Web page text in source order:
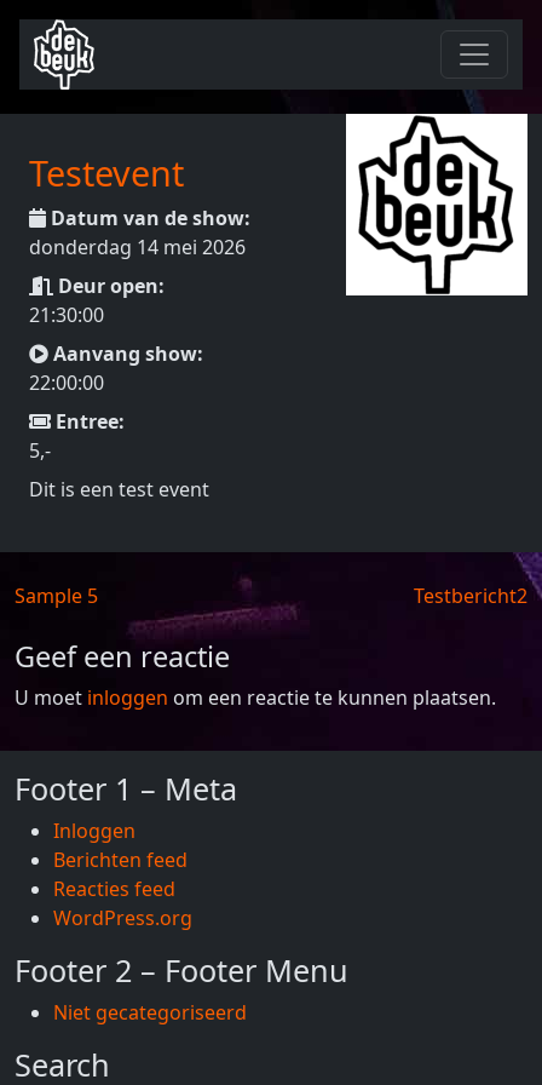
Testevent
Datum van de show:
donderdag 14 mei 2026
Deur open:
21:30:00
Aanvang show:
22:00:00
Entree:
5,-
Dit is een test event
Berichtnavigatie
Sample 5 Testbericht2
Geef een reactie
U moet inloggen om een reactie te kunnen plaatsen.
Footer 1 – Meta
Inloggen
Berichten feed
Reacties feed
WordPress.org
Footer 2 – Footer Menu
Niet gecategoriseerd
Search